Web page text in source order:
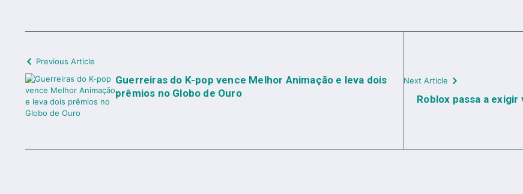
Previous Article
Guerreiras do K-pop vence Melhor Animação e leva dois
prêmios no Globo de Ouro
Next Article
Roblox passa a